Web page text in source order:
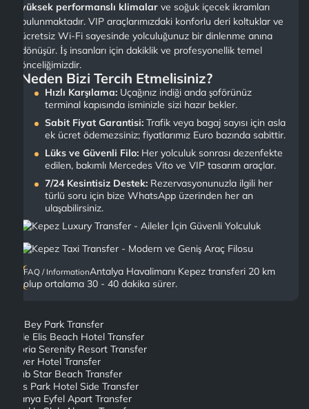
yüksek performanslı klimalar ve soğuk içecek ikramları
bulunmaktadır. VIP araçlarımızdaki konforlu deri koltuklar ve
ücretsiz Wi-Fi sayesinde yolculuğunuz bir dinlenme anına
dönüşür. İş insanları için dakiklik ve profesyonellik temel
önceliğimizdir.
Neden Bizi Tercih Etmelisiniz?
Hızlı Karşılama: Uçağınız indiği anda şoförünüz
terminal kapısında isminizle sizi hazır bekler.
Sabit Fiyat Garantisi: Trafik veya bagaj sayısı için asla
ek ücret ödemezsiniz; fiyatlarımız Euro bazında sabittir.
Lüks ve Güvenli Filo: Her yolculuk sonrası dezenfekte
edilen, bakımlı Mercedes Vito ve VIP tasarım araçlar.
7/24 Kesintisiz Destek: Rezervasyonunuzla ilgili her
türlü soru için bize WhatsApp üzerinden her an
ulaşabilirsiniz.
FAQ / InformationAntalya Havalimanı Kepez transferi 20 km
olup ortalama 30 - 40 dakika sürer.
Ali Bey Park Transfer
Side Elis Beach Hotel Transfer
Gloria Serenity Resort Transfer
Silver Hotel Transfer
Club Star Beach Transfer
Ces Park Hotel Side Transfer
Alanya Eyfel Apart Transfer